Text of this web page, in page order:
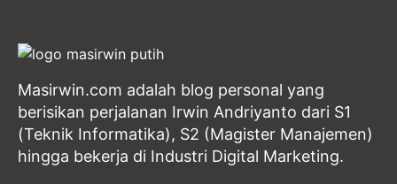
Masirwin.com adalah blog personal yang
berisikan perjalanan Irwin Andriyanto dari S1
(Teknik Informatika), S2 (Magister Manajemen)
hingga bekerja di Industri Digital Marketing.